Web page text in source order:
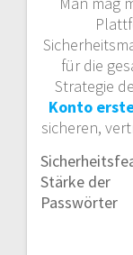
für die
Strategie
Konto
sicheren,
Stärke der
Passwörter